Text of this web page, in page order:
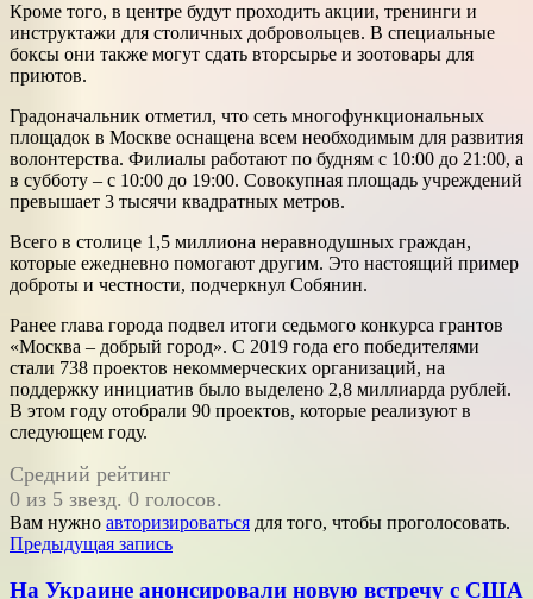
Кроме того, в центре будут проходить акции, тренинги и
инструктажи для столичных добровольцев. В специальные
боксы они также могут сдать вторсырье и зоотовары для
приютов.
Градоначальник отметил, что сеть многофункциональных
площадок в Москве оснащена всем необходимым для развития
волонтерства. Филиалы работают по будням с 10:00 до 21:00, а
в субботу – с 10:00 до 19:00. Совокупная площадь учреждений
превышает 3 тысячи квадратных метров.
Всего в столице 1,5 миллиона неравнодушных граждан,
которые ежедневно помогают другим. Это настоящий пример
доброты и честности, подчеркнул Собянин.
Ранее глава города подвел итоги седьмого конкурса грантов
«Москва – добрый город». С 2019 года его победителями
стали 738 проектов некоммерческих организаций, на
поддержку инициатив было выделено 2,8 миллиарда рублей.
В этом году отобрали 90 проектов, которые реализуют в
следующем году.
Средний рейтинг
0 из 5 звезд. 0 голосов.
Вам нужно авторизироваться для того, чтобы проголосовать.
Навигация
по
Предыдущая запись
На Украине анонсировали новую встречу с США